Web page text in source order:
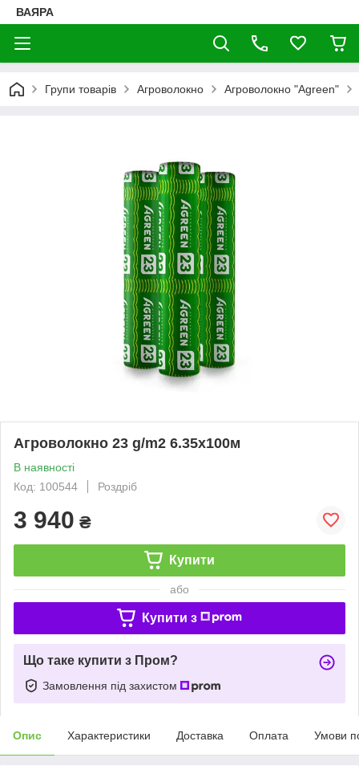
ВАЯРА
Групи товарів Агроволокно Агроволокно "Agreen"
Агроволокно 23 g/m2 6.35х100м
В наявності
Код: 100544
Роздріб
3 940 ₴
Купити
або
Купити з
Що таке купити з Пром?
Замовлення під захистом
Опис Характеристики Доставка Оплата Умови